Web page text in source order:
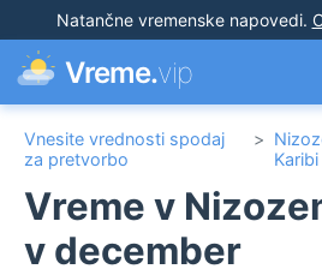
Natančne vremenske napovedi.
Vreme.vip
Vnesite vrednosti spodaj
za pretvorbo
>
Karibi
Vreme v
v december